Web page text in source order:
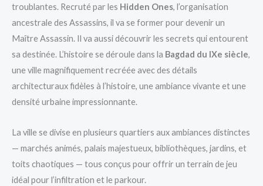
troublantes. Recruté par les Hidden Ones, l’organisation
ancestrale des Assassins, il va se former pour devenir un
Maître Assassin. Il va aussi découvrir les secrets qui entourent
sa destinée. L’histoire se déroule dans la Bagdad du IXe siècle,
une ville magnifiquement recréée avec des détails
architecturaux fidèles à l’histoire, une ambiance vivante et une
densité urbaine impressionnante.
La ville se divise en plusieurs quartiers aux ambiances distinctes
— marchés animés, palais majestueux, bibliothèques, jardins, et
toits chaotiques — tous conçus pour offrir un terrain de jeu
idéal pour l’infiltration et le parkour.